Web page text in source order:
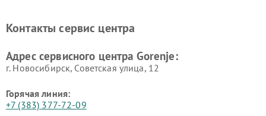
Контакты сервис центра
Адрес сервисного центра Gorenje:
г. Новосибирск, Советская улица, 12
Горячая линия:
+7 (383) 377-72-09